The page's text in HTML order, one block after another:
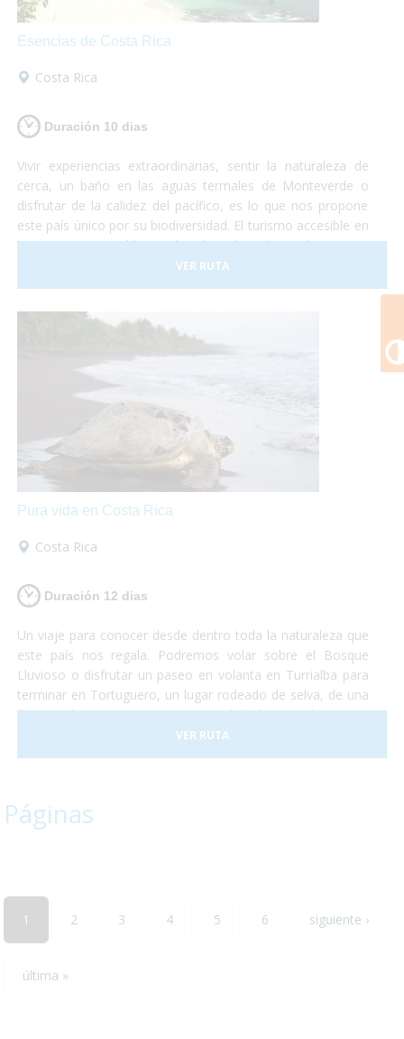
Esencias de Costa Rica
Costa Rica
Duración 10 dias
Vivir experiencias extraordinarias, sentir la naturaleza de
cerca, un baño en las aguas termales de Monteverde o
disfrutar de la calidez del pacífico, es lo que nos propone
este país único por su biodiversidad. El turismo accesible en
Costa Rica es posible, sus hoteles adaptados y el trasporte
a nuestra disposición nos darán las garantías necesarias
para disfrutar de esta experiencia plenamente.
VER RUTA
Pura vida en Costa Rica
Costa Rica
Duración 12 dias
Un viaje para conocer desde dentro toda la naturaleza que
este país nos regala. Podremos volar sobre el Bosque
Lluvioso o disfrutar un paseo en volanta en Turrialba para
terminar en Tortuguero, un lugar rodeado de selva, de una
flora exuberante y una gran cantidad de animales como
monos, perezosos, tapires, entre otros. Terminaremos
nuestro viaje disfrutando del clima de las playas de caribe
VER RUTA
Páginas
1 2 3 4 5 6 siguiente ›
última »